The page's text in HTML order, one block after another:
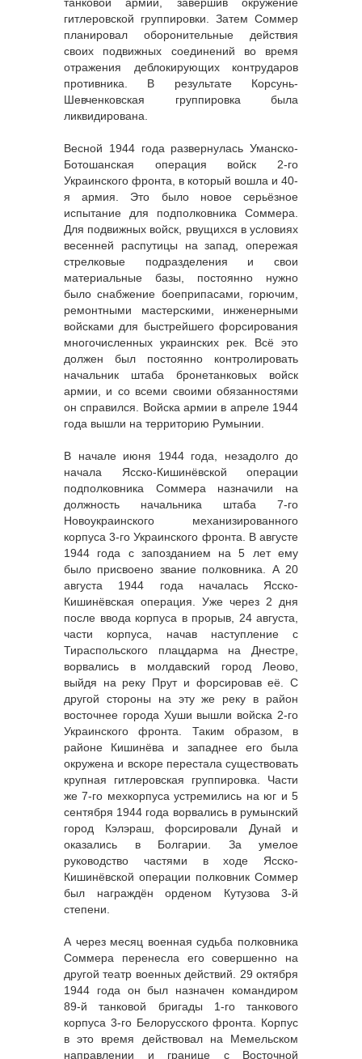
танковой армии, завершив окружение
гитлеровской группировки. Затем Соммер
планировал оборонительные действия
своих подвижных соединений во время
отражения деблокирующих контрударов
противника. В результате Корсунь-
Шевченковская группировка была
ликвидирована.
Весной 1944 года развернулась Уманско-
Ботошанская операция войск 2-го
Украинского фронта, в который вошла и 40-
я армия. Это было новое серьёзное
испытание для подполковника Соммера.
Для подвижных войск, рвущихся в условиях
весенней распутицы на запад, опережая
стрелковые подразделения и свои
материальные базы, постоянно нужно
было снабжение боеприпасами, горючим,
ремонтными мастерскими, инженерными
войсками для быстрейшего форсирования
многочисленных украинских рек. Всё это
должен был постоянно контролировать
начальник штаба бронетанковых войск
армии, и со всеми своими обязанностями
он справился. Войска армии в апреле 1944
года вышли на территорию Румынии.
В начале июня 1944 года, незадолго до
начала Ясско-Кишинёвской операции
подполковника Соммера назначили на
должность начальника штаба 7-го
Новоукраинского механизированного
корпуса 3-го Украинского фронта. В августе
1944 года с запозданием на 5 лет ему
было присвоено звание полковника. А 20
августа 1944 года началась Ясско-
Кишинёвская операция. Уже через 2 дня
после ввода корпуса в прорыв, 24 августа,
части корпуса, начав наступление с
Тираспольского плацдарма на Днестре,
ворвались в молдавский город Леово,
выйдя на реку Прут и форсировав её. С
другой стороны на эту же реку в район
восточнее города Хуши вышли войска 2-го
Украинского фронта. Таким образом, в
районе Кишинёва и западнее его была
окружена и вскоре перестала существовать
крупная гитлеровская группировка. Части
же 7-го мехкорпуса устремились на юг и 5
сентября 1944 года ворвались в румынский
город Кэлэраш, форсировали Дунай и
оказались в Болгарии. За умелое
руководство частями в ходе Ясско-
Кишинёвской операции полковник Соммер
был награждён орденом Кутузова 3-й
степени.
А через месяц военная судьба полковника
Соммера перенесла его совершенно на
другой театр военных действий. 29 октября
1944 года он был назначен командиром
89-й танковой бригады 1-го танкового
корпуса 3-го Белорусского фронта. Корпус
в это время действовал на Мемельском
направлении и границе с Восточной